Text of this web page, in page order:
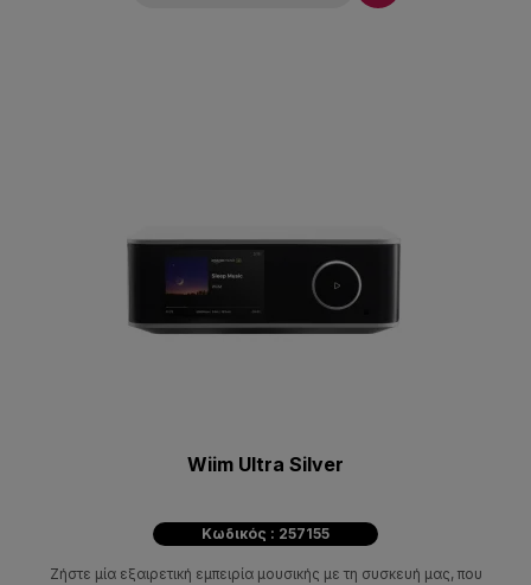
Wiim Ultra Silver
Κωδικός : 257155
Ζήστε μία εξαιρετική εμπειρία μουσικής με τη συσκευή μας, που